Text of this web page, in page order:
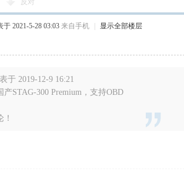
反对
于 2021-5-28 03:03 来自手机 显示全部楼层
于 2019-12-9 16:21
产STAG-300 Premium，支持OBD